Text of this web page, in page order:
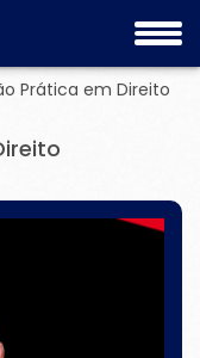
Prática em Direito